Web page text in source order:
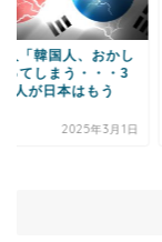
人「韓国人、おかし
ってしまう・・・3
2人が日本はもう
2025年3月1日